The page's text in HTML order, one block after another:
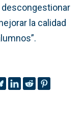
descongestionar
la calidad